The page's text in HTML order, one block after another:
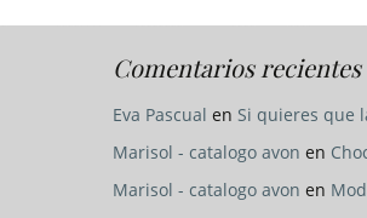
Comentarios recientes
Eva Pascual en Si quieres que
Marisol - catalogo avon en
Marisol - catalogo avon en